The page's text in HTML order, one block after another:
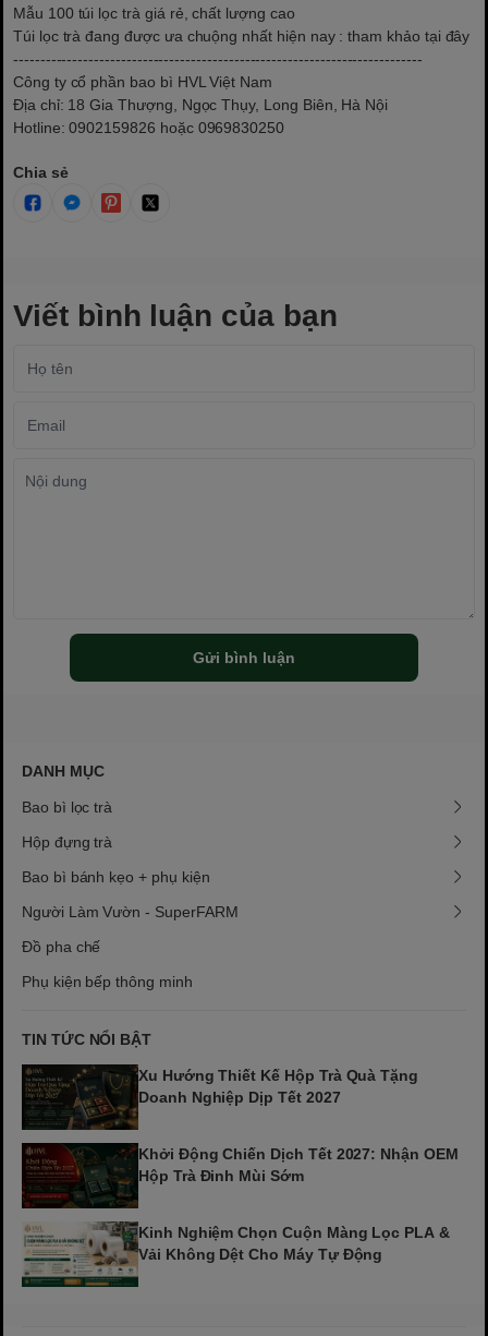
Mẫu 100 túi lọc trà giá rẻ, chất lượng cao
Túi lọc trà đang được ưa chuộng nhất hiện nay: tham khảo tại đây
----------------------------------------------------------------------------
Công ty cổ phần bao bì HVL Việt Nam
Địa chỉ: 18 Gia Thượng, Ngọc Thụy, Long Biên, Hà Nội
Hotline: 0902159826 hoặc 0969830250
Chia sẻ
Viết bình luận của bạn
Gửi bình luận
DANH MỤC
Bao bì lọc trà
Hộp đựng trà
Bao bì bánh kẹo + phụ kiện
Người Làm Vườn - SuperFARM
Đồ pha chế
Phụ kiện bếp thông minh
TIN TỨC NỔI BẬT
Xu Hướng Thiết Kế Hộp Trà Quà Tặng
Doanh Nghiệp Dịp Tết 2027
Khởi Động Chiến Dịch Tết 2027: Nhận OEM
Hộp Trà Đinh Mùi Sớm
Kinh Nghiệm Chọn Cuộn Màng Lọc PLA &
Vải Không Dệt Cho Máy Tự Động